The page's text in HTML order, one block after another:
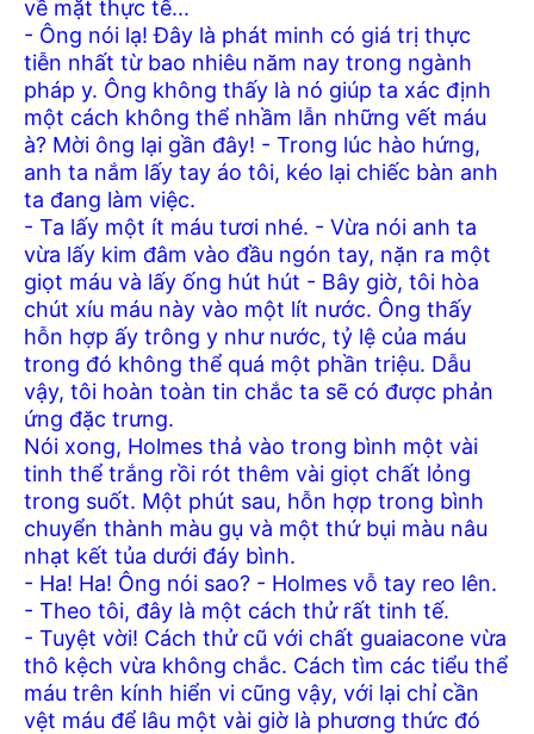
về mặt thực tế...
- Ông nói lạ! Đây là phát minh có giá trị thực
tiễn nhất từ bao nhiêu năm nay trong ngành
pháp y. Ông không thấy là nó giúp ta xác định
một cách không thể nhầm lẫn những vết máu
à? Mời ông lại gần đây! - Trong lúc hào hứng,
anh ta nắm lấy tay áo tôi, kéo lại chiếc bàn anh
ta đang làm việc.
- Ta lấy một ít máu tươi nhé. - Vừa nói anh ta
vừa lấy kim đâm vào đầu ngón tay, nặn ra một
giọt máu và lấy ống hút hút - Bây giờ, tôi hòa
chút xíu máu này vào một lít nước. Ông thấy
hỗn hợp ấy trông y như nước, tỷ lệ của máu
trong đó không thể quá một phần triệu. Dẫu
vậy, tôi hoàn toàn tin chắc ta sẽ có được phản
ứng đặc trưng.
Nói xong, Holmes thả vào trong bình một vài
tinh thể trắng rồi rót thêm vài giọt chất lỏng
trong suốt. Một phút sau, hỗn hợp trong bình
chuyển thành màu gụ và một thứ bụi màu nâu
nhạt kết tủa dưới đáy bình.
- Ha! Ha! Ông nói sao? - Holmes vỗ tay reo lên.
- Theo tôi, đây là một cách thử rất tinh tế.
- Tuyệt vời! Cách thử cũ với chất guaiacone vừa
thô kệch vừa không chắc. Cách tìm các tiểu thể
máu trên kính hiển vi cũng vậy, với lại chỉ cần
vệt máu để lâu một vài giờ là phương thức đó